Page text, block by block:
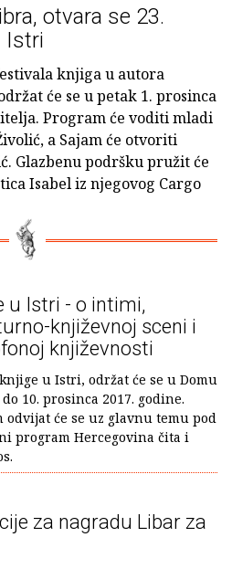
otvara se 23.
Istri
knjiga u autora
će se u petak 1. prosinca
Program će voditi mladi
a Sajam će otvoriti
Glazbenu podršku pružit će
Isabel iz njegovog Cargo
u Istri - o intimi,
književnoj sceni i
književnosti
u Istri, održat će se u Domu
10. prosinca 2017. godine.
će se uz glavnu temu pod
program Hercegovina čita i
za nagradu Libar za